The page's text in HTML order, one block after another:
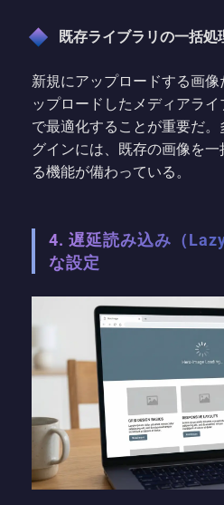
既存ライブラリの一括処
新規にアップロードする画
ップロードしたメディアラ
で最適化することが重要だ
グインには、既存の画像を
る機能が備わっている。
4. 遅延読み込み（
な設定